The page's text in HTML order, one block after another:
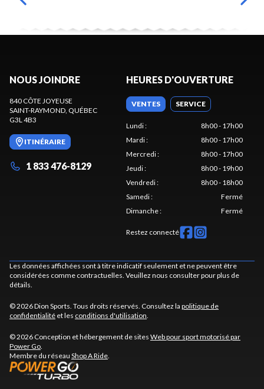
NOUS JOINDRE
840 CÔTE JOYEUSE
SAINT-RAYMOND, QUÉBEC
G3L 4B3
ITINÉRAIRE
1 833 476-8129
HEURES D'OUVERTURE
VENTES SERVICE
Lundi:
8h00 - 17h00
Mardi:
8h00 - 17h00
Mercredi:
8h00 - 17h00
Jeudi:
8h00 - 19h00
Vendredi:
8h00 - 18h00
Samedi:
Fermé
Dimanche: Fermé
Restez connecté
Les données affichées sont à titre indicatif seulement et ne peuvent être
considérées comme contractuelles. Veuillez nous consulter pour plus de
détails.
© 2026 Dion Sports. Tous droits réservés. Consultez la politique de
confidentialité et les conditions d'utilisation.
© 2026 Conception et hébergement de sites Web pour sport motorisé par
Power Go.
Membre du réseau Shop A Ride.